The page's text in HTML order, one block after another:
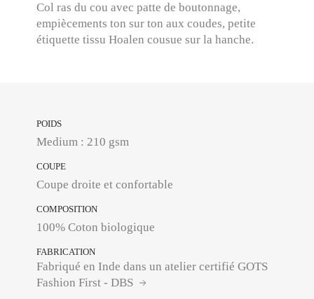
Col ras du cou avec patte de boutonnage,
empiècements ton sur ton aux coudes, petite
étiquette tissu Hoalen cousue sur la hanche.
POIDS
Medium : 210 gsm
COUPE
Coupe droite et confortable
COMPOSITION
100% Coton biologique
FABRICATION
Fabriqué en Inde dans un atelier certifié GOTS
Fashion First - DBS